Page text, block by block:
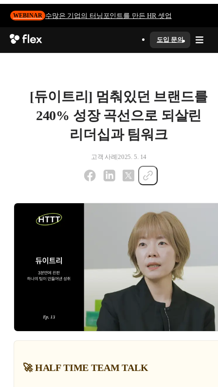
WEBINAR 수많은 기업의 터닝포인트를 만든 HR 셋업
도입 문의
[듀이트리] 멈춰있던 브랜드를
240% 성장 곡선으로 되살린
리더십과 팀워크
고객 사례 2025. 5. 14
🚀 HALF TIME TEAM TALK